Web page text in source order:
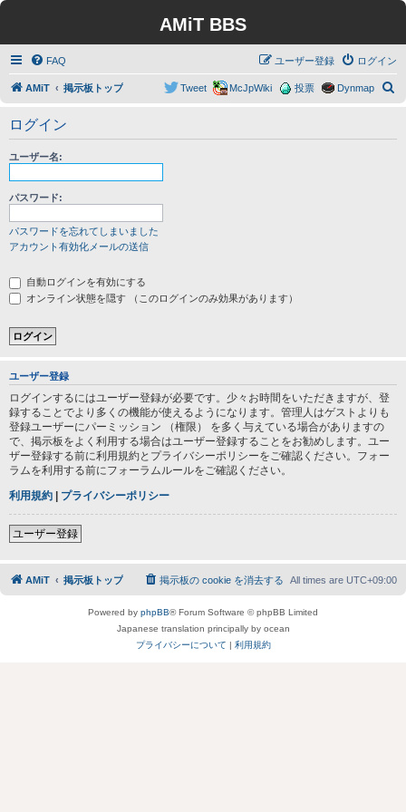
AMiT BBS
FAQ ログイン
ユーザー登録
AMiT 掲示板トップ Dynmap
投票
McJpWiki
Tweet
ログイン
ユーザー名:
パスワード:
パスワードを忘れてしまいました
アカウント有効化メールの送信
自動ログインを有効にする
オンライン状態を隠す （このログインのみ効果があります）
ユーザー登録
ログインするにはユーザー登録が必要です。少々お時間をいただきますが、登
録することでより多くの機能が使えるようになります。管理人はゲストよりも
登録ユーザーにパーミッション （権限） を多く与えている場合がありますの
で、掲示板をよく利用する場合はユーザー登録することをお勧めします。ユー
ザー登録する前に利用規約とプライバシーポリシーをご確認ください。フォー
ラムを利用する前にフォーラムルールをご確認ください。
利用規約 | プライバシーポリシー
ユーザー登録
AMiT 掲示板トップ All times are UTC+09:00
掲示板の cookie を消去する
Powered by phpBB® Forum Software © phpBB Limited
Japanese translation principally by ocean
プライバシーについて | 利用規約